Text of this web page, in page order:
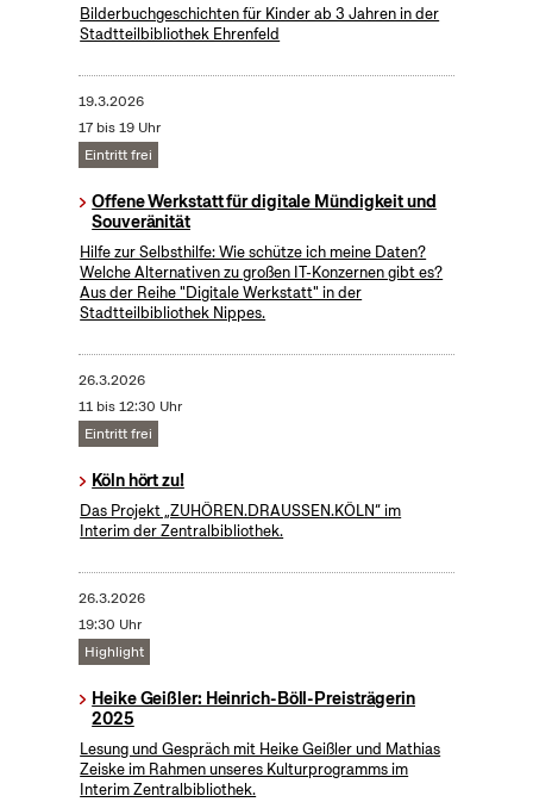
Bilderbuchgeschichten für Kinder ab 3 Jahren in der
Stadtteilbibliothek Ehrenfeld
19.3.2026
17 bis 19 Uhr
Eintritt frei
Offene Werkstatt für digitale Mündigkeit und
Souveränität
Hilfe zur Selbsthilfe: Wie schütze ich meine Daten?
Welche Alternativen zu großen IT-Konzernen gibt es?
Aus der Reihe "Digitale Werkstatt" in der
Stadtteilbibliothek Nippes.
26.3.2026
11 bis 12:30 Uhr
Eintritt frei
Köln hört zu!
Das Projekt „ZUHÖREN.DRAUSSEN.KÖLN“ im
Interim der Zentralbibliothek.
26.3.2026
19:30 Uhr
Highlight
Heike Geißler: Heinrich-Böll-Preisträgerin
2025
Lesung und Gespräch mit Heike Geißler und Mathias
Zeiske im Rahmen unseres Kulturprogramms im
Interim Zentralbibliothek.